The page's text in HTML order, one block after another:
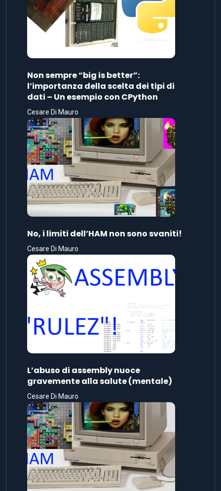
Non sempre “big is better”:
l’importanza della scelta dei tipi di
dati – Un esempio con CPython
Cesare Di Mauro
No, i limiti dell’HAM non sono svaniti!
Cesare Di Mauro
L’abuso di assembly nuoce
gravemente alla salute (mentale)
Cesare Di Mauro